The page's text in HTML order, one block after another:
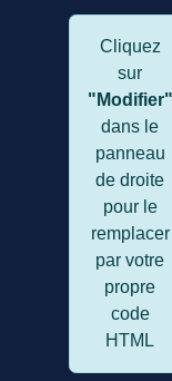
Cliquez
sur
"Modifier"
dans le
panneau
de droite
pour le
remplacer
par votre
propre
code
HTML